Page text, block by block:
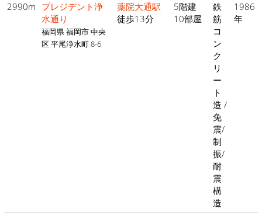
2990m プレジデント浄
水通り
福岡県 福岡市 中央
区 平尾浄水町 8-6
薬院大通駅
徒歩13分
5階建
10部屋
鉄
筋
コ
ン
ク
リ
ー
ト
造 /
免
震/
制
振/
耐
震
構
造
1986
年